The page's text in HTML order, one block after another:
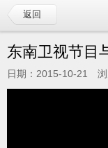
返回
东南卫视节目
日期：2015-10-21 浏